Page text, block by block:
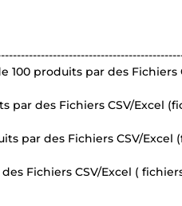
100 produits par des Fichiers
par des Fichiers CSV/Excel
par des Fichiers CSV/Excel
Fichiers CSV/Excel (